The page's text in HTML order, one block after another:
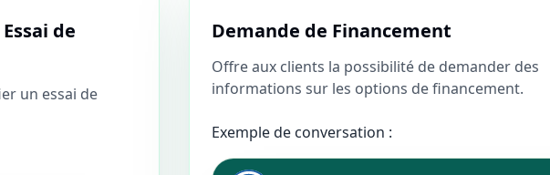
de
un essai de
Demande de Financement
Offre aux clients la possibilité de demander des
informations sur les options de financement.
Exemple de conversation :